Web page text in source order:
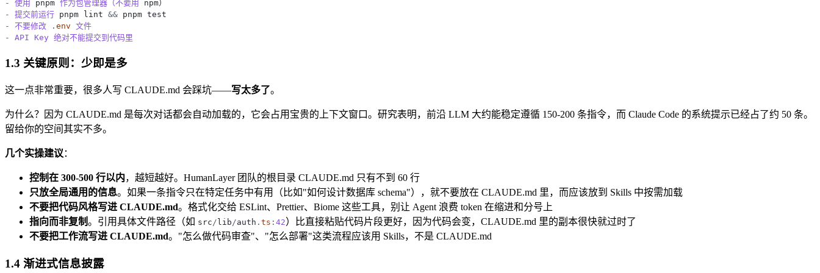
- 使用 pnpm 作为包管理器（不要用
npm）
-
提交前运行 pnpm lint && pnpm test
-
不要修改 . env 文件
-
API Key 绝对不能提交到代码里
1.3 关键原则：少即是多
这一点非常重要，很多人写 CLAUDE.md 会踩坑——写太多了。
为什么？因为 CLAUDE.md 是每次对话都会自动加载的，它会占用宝贵的上下文窗口。研究表明，前沿 LLM 大约能稳定遵循 150-200 条指令，而 Claude Code 的系统提示已经占了约 50 条。
留给你的空间其实不多。
几个实操建议 ：
控制在 300-500 行以内，越短越好。HumanLayer 团队的根目录 CLAUDE.md 只有不到 60 行
只放全局通用的信息。如果一条指令只在特定任务中有用（比如"如何设计数据库 schema"），就不要放在 CLAUDE.md 里，而应该放到 Skills 中按需加载
不要把代码风格写进 CLAUDE.md。格式化交给 ESLint、Prettier、Biome 这些工具，别让 Agent 浪费 token 在缩进和分号上
指向而非复制。引用具体文件路径（如 src/ lib/auth . ts : 42）比直接粘贴代码片段更好，因为代码会变，CLAUDE.md 里的副本很快就过时了
不要把工作流写进 CLAUDE.md。"怎么做代码审查"、"怎么部署"这类流程应该用 Skills，不是 CLAUDE.md
1.4 渐进式信息披露